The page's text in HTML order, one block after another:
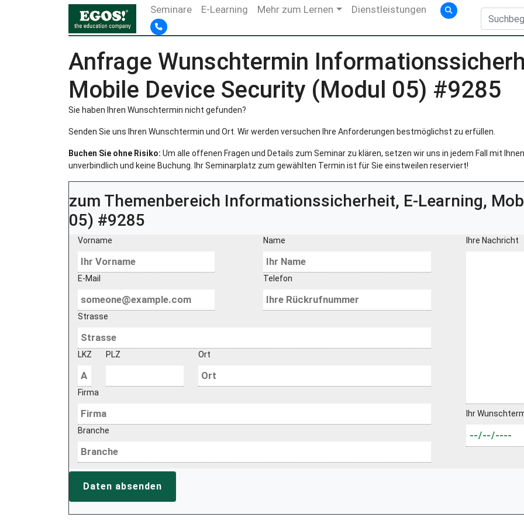
Seminare E-Learning Mehr zum Lernen Dienstleistungen
Anfrage Wunschtermin
Mobile Device Security (Modul 05) #9285
Sie haben Ihren Wunschtermin nicht gefunden?
Senden Sie uns Ihren Wunschtermin und Ort. Wir werden versuchen Ihre Anforderungen bestmöglichst zu erfüllen.
Buchen Sie ohne Risiko: Um alle offenen Fragen und Details zum Seminar zu klären, setzen wir uns in jedem Fall mit
unverbindlich und keine Buchung. Ihr Seminarplatz zum gewählten Termin ist für Sie einstweilen reserviert!
zum Themenbereich Informationssicherheit, E-Learning,
05) #9285
Vorname Name
E-Mail Telefon
Strasse
LKZ PLZ Ort
Firma
Branche
Ihre Nachricht
Ihr
Daten absenden